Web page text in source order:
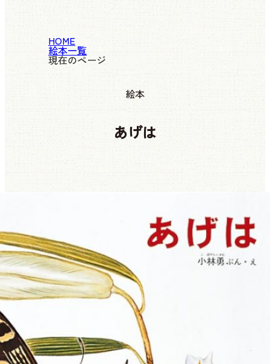
HOME
絵本一覧
現在のページ
絵本
あげは